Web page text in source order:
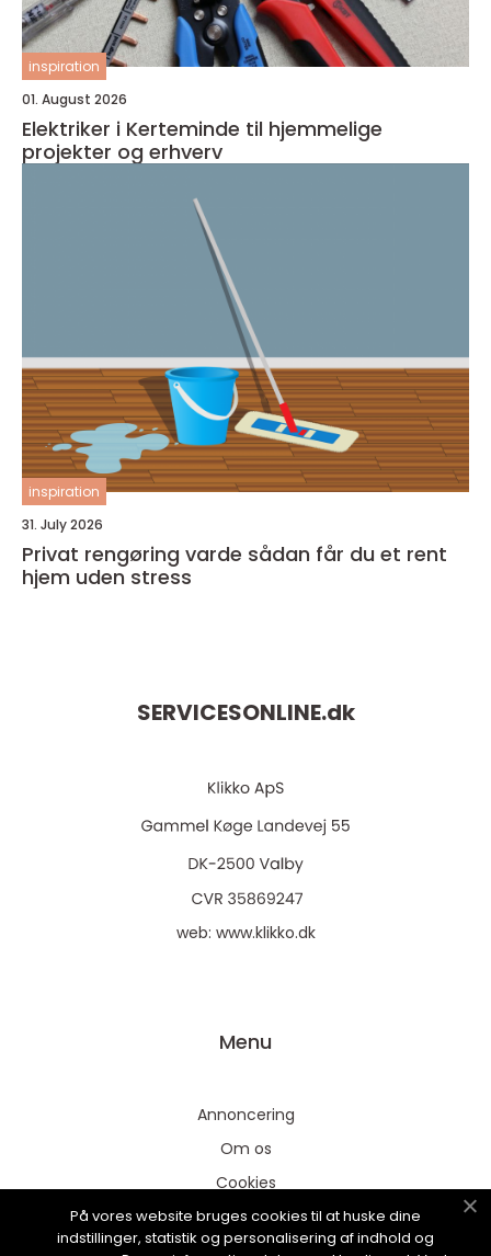
inspiration
01. August 2026
Elektriker i Kerteminde til hjemmelige
projekter og erhverv
inspiration
31. July 2026
Privat rengøring varde sådan får du et rent
hjem uden stress
SERVICESONLINE.dk
web: www.klikko.dk
Menu
Annoncering
Om os
Cookies
Kontakt os
Sitemap
På vores website bruges cookies til at huske dine
indstillinger, statistik og personalisering af indhold og